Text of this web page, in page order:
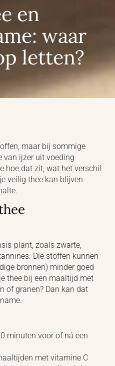
en
waar
letten?
maar bij sommige
van ijzer uit voeding
hoe dat zit, wat het verschil
veilig thee kan blijven
plant, zoals zwarte,
Die stoffen kunnen
bronnen) minder goed
thee bij een maaltijd met
of granen? Dan kan dat
minuten voor of ná een
met vitamine C